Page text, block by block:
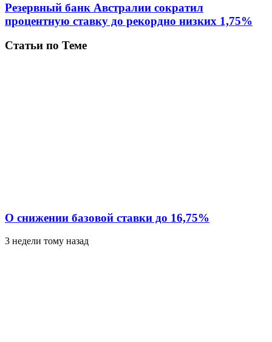
Резервный банк Австралии сократил
процентную ставку до рекордно низких 1,75%
Статьи по Теме
О снижении базовой ставки до 16,75%
3 недели тому назад